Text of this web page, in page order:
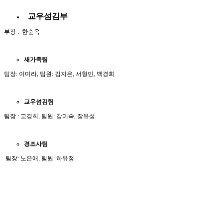
교우섬김부
부장 : 한순옥
새가족팀
팀장: 이미라, 팀원: 김지은, 서형민, 백경희
교우섬김팀
팀장 : 고경희, 팀원: 강미숙, 장유성
경조사팀
팀장: 노은애, 팀원: 하유정